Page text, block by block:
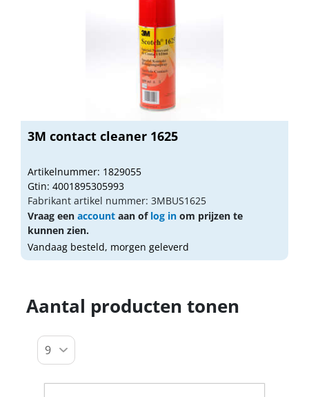
3M contact cleaner 1625
Artikelnummer: 1829055
Gtin: 4001895305993
Fabrikant artikel nummer: 3MBUS1625
Vraag een account aan of log in om prijzen te
kunnen zien.
Vandaag besteld, morgen geleverd
Aantal producten tonen